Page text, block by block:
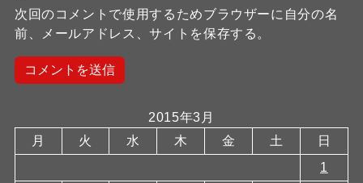
次回のコメントで使用するためブラウザーに自分の名
前、メールアドレス、サイトを保存する。
2015年3月
月
火 水 木 金 土
日
1